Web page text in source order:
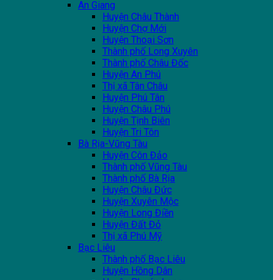
An Giang
Huyện Châu Thành
Huyện Chợ Mới
Huyện Thoại Sơn
Thành phố Long Xuyên
Thành phố Châu Đốc
Huyện An Phú
Thị xã Tân Châu
Huyện Phú Tân
Huyện Châu Phú
Huyện Tịnh Biên
Huyện Tri Tôn
Bà Rịa-Vũng Tàu
Huyện Côn Đảo
Thành phố Vũng Tàu
Thành phố Bà Rịa
Huyện Châu Đức
Huyện Xuyên Mộc
Huyện Long Điền
Huyện Đất Đỏ
Thị xã Phú Mỹ
Bạc Liêu
Thành phố Bạc Liêu
Huyện Hồng Dân